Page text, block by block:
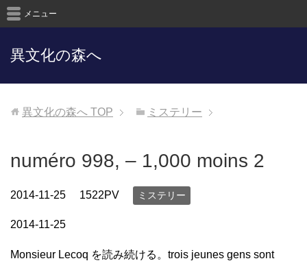
異文化の森へ
メニュー
異文化の森へ TOP ミステリー
numéro 998, – 1,000 moins 2
2014-11-25 1522PV ミステリー
2014-11-25
Monsieur Lecoq を読み続ける。trois jeunes gens sont